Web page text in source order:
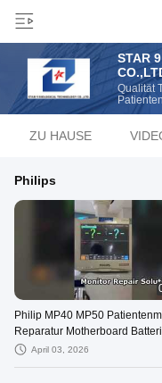
STAR
Qualität
ZU HAUSE
Philips
Philip MP40 MP50
Reparatur Motherboard
Display Touchscreen Tastatur
April 03, 2026